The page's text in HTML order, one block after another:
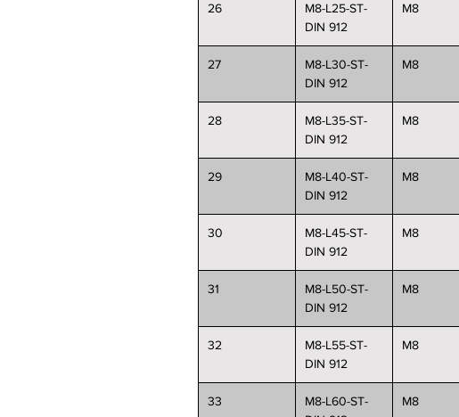
26
M8-L25-ST-
DIN 912
M8
27
M8-L30-ST-
DIN 912
M8
28
M8-L35-ST-
DIN 912
M8
29
M8-L40-ST-
DIN 912
M8
30
M8-L45-ST-
DIN 912
M8
31
M8-L50-ST-
DIN 912
M8
32
M8-L55-ST-
DIN 912
M8
33
M8-L60-ST-
M8